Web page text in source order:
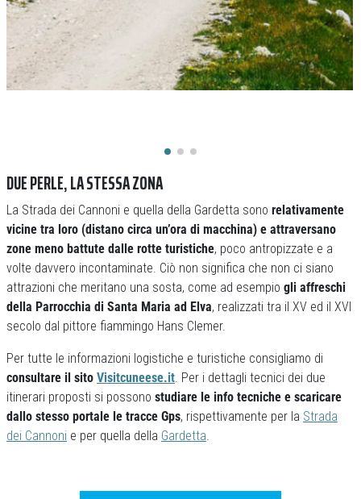
DUE PERLE, LA STESSA ZONA
La Strada dei Cannoni e quella della Gardetta sono relativamente
vicine tra loro (distano circa un’ora di macchina) e attraversano
zone meno battute dalle rotte turistiche, poco antropizzate e a
volte davvero incontaminate. Ciò non significa che non ci siano
attrazioni che meritano una sosta, come ad esempio gli affreschi
della Parrocchia di Santa Maria ad Elva, realizzati tra il XV ed il XVI
secolo dal pittore fiammingo Hans Clemer.
Per tutte le informazioni logistiche e turistiche consigliamo di
consultare il sito Visitcuneese.it . Per i dettagli tecnici dei due
itinerari proposti si possono studiare le info tecniche e scaricare
dallo stesso portale le tracce Gps, rispettivamente per la Strada
dei Cannoni e per quella della Gardetta